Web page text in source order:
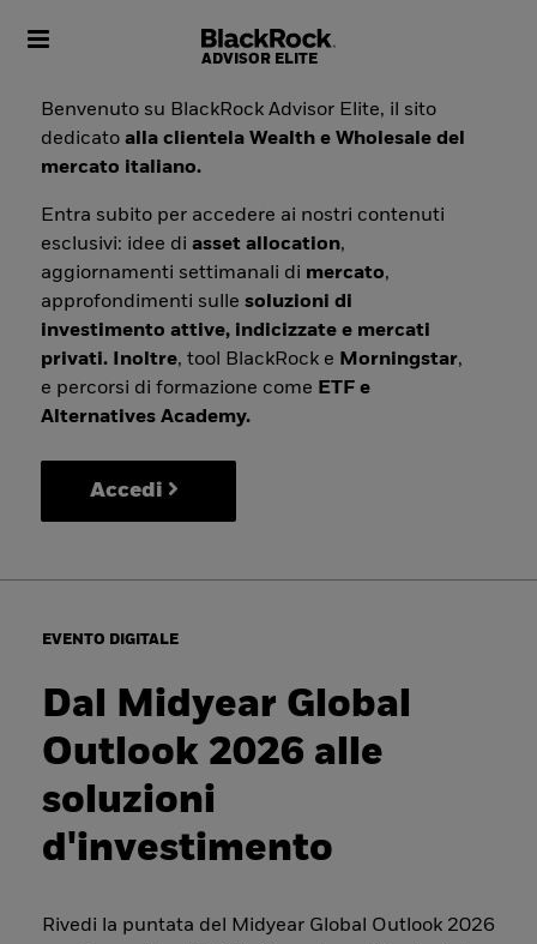
Toggle navigation
Benvenuto su BlackRock Advisor Elite, il sito
dedicatoalla clientela Wealth e Wholesale del
mercato italiano.
Entra subito per accedere ai nostri contenuti
esclusivi: idee diasset allocation,
aggiornamenti settimanali di mercato,
approfondimenti sullesoluzioni di
investimento attive, indicizzate e mercati
privati. Inoltre, tool BlackRock e Morningstar,
e percorsi di formazione come ETF e
Alternatives Academy.
Accedi
EVENTO DIGITALE
Dal Midyear Global
Outlook 2026 alle
soluzioni
d'investimento
Rivedi la puntata del Midyear Global Outlook 2026